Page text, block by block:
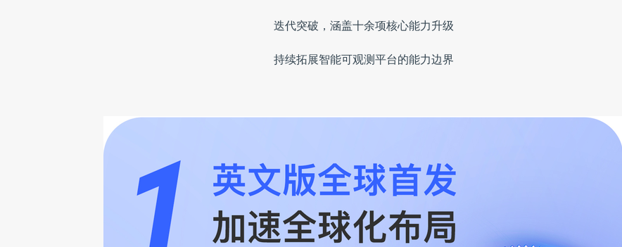
迭代突破，涵盖十余项核心能力升级
持续拓展智能可观测平台的能力边界